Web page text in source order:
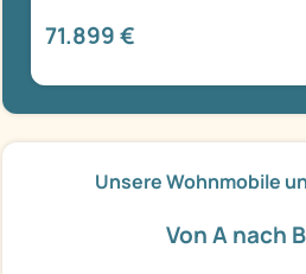
71.899 €
Unsere Wohnmobile
Von A nach